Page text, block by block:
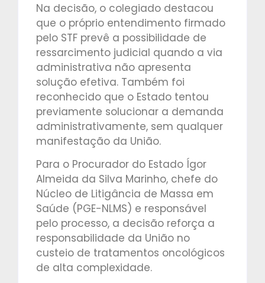
Na decisão, o colegiado destacou
que o próprio entendimento firmado
pelo STF prevê a possibilidade de
ressarcimento judicial quando a via
administrativa não apresenta
solução efetiva. Também foi
reconhecido que o Estado tentou
previamente solucionar a demanda
administrativamente, sem qualquer
manifestação da União.
Para o Procurador do Estado Ígor
Almeida da Silva Marinho, chefe do
Núcleo de Litigância de Massa em
Saúde (PGE-NLMS) e responsável
pelo processo, a decisão reforça a
responsabilidade da União no
custeio de tratamentos oncológicos
de alta complexidade.